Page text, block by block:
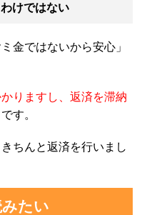
けではない
金ではないから安心」
りますし、返済を滞納
す。
ちんと返済を行いまし
たい